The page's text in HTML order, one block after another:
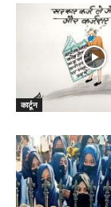
कार्टून